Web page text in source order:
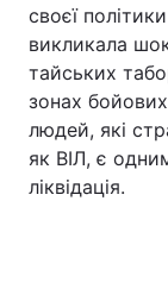
своєї
викликала
тайських
зонах бойових
людей, які
як ВІЛ, є
ліквідація.